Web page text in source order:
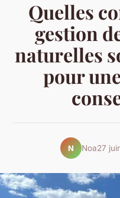
Quelles
gestion
naturelles
pour
N Noa27